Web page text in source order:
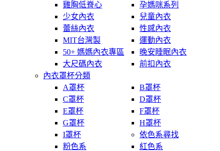
雞胸低脊心
孕媽咪系列
少女內衣
兒童內衣
蕾絲內衣
性感內衣
MIT台灣製
運動內衣
50+ 媽媽內衣專區
晚安睡眠內衣
大尺碼內衣
前扣內衣
內衣罩杯分類
A罩杯
B罩杯
C罩杯
D罩杯
E罩杯
F罩杯
G罩杯
H罩杯
I罩杯
依色系尋找
粉色系
紅色系